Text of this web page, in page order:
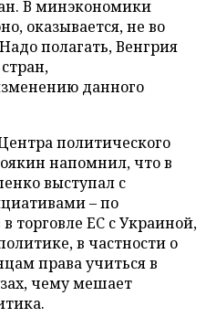
В минэкономики
оказывается, не во
полагать, Венгрия
данного
политического
напомнил, что в
выступал с
– по
торговле ЕС с Украиной,
в частности о
права учиться в
чему мешает